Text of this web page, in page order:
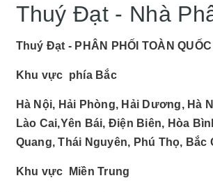
Thuý Đạt - Nhà
Thuý Đạt - PHÂN PHỐI TOÀN
Khu vực phía Bắc
Hà Nội, Hải Phòng, Hải Dương, Hà
Lào Cai,Yên Bái, Điện Biên, Hòa
Quang, Thái Nguyên, Phú Thọ, Bắc
Khu vực Miền Trung